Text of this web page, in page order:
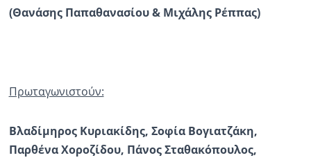
(Θανάσης Παπαθανασίου& Μιχάλης Ρέππας)
Πρωταγωνιστούν:
Βλαδίμηρος Κυριακίδης, Σοφία Βογιατζάκη,
ΠαρθέναΧοροζίδου, Πάνος Σταθακόπουλος,